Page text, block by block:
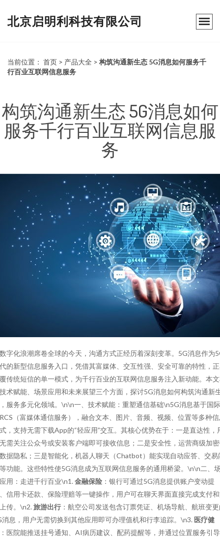
北京启明利科技有限公司
当前位置： 首页 > 产品大全 > 构筑沟通新生态 5G消息如何服务千
行百业互联网信息服务
构筑沟通新生态 5G消息如何
服务千行百业互联网信息服
务
字化浪潮席卷全球的今天，沟通方式正经历着深刻变革。5G消息作为
的新型信息服务入口，凭借其富媒体、交互性强、安全可靠的特性，
传统短信的单一模式，为千行百业的互联网信息服务注入新动能。本
术赋能、场景应用和未来展望三个方面，探讨5G消息如何构筑沟通新
服务多元化领域。\n\n一、技术赋能：重塑通信基础\n5G消息基于国
（富媒体通信服务），融合文本、图片、音频、视频、位置等多种
，支持无需下载App的“轻应用”交互。其核心优势在于：一是直达性，
需关注公众号或安装客户端即可接收信息；二是安全性，运营商级加
据隐私；三是智能化，机器人聊天（Chatbot）能实现自动应答、交易
功能。这些特性使5G消息成为互联网信息服务的通用桥梁。\n\n二、
用：走进千行百业\n1. 金融保险 ：银行可通过5G消息提供账户变动提
信用卡还款、保险理赔等一键操作，用户可在聊天界面直接完成支付
传。\n2. 旅游出行 ：航空公司发送包含订票凭证、机场导航、航班变
消息，用户无需切换到其他应用即可办理值机和行李追踪。\n3. 医疗健
：医院能推送挂号通知、AI病历建议、配药提醒等，并通过位置服务引